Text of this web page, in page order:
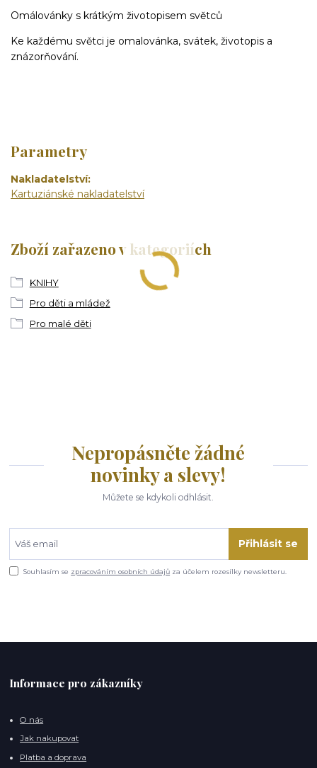
Omálovánky s krátkým životopisem světců
Ke každému světci je omalovánka, svátek, životopis a
znázorňování.
Parametry
Nakladatelství
Kartuziánské nakladatelství
Zboží zařazeno v kategoriích
KNIHY
Pro děti a mládež
Pro malé děti
Nepropásněte žádné
novinky a slevy!
Můžete se kdykoli odhlásit.
Přihlásit se
Souhlasím se zpracováním osobních údajů za účelem rozesílky newsletteru.
Informace pro zákazníky
O nás
Jak nakupovat
Platba a doprava